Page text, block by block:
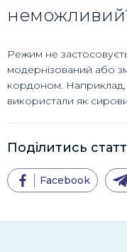
Режим не
модернізований або
кордоном.
використали як
Поділитись
Facebook